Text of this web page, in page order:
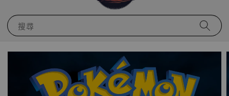
搜尋